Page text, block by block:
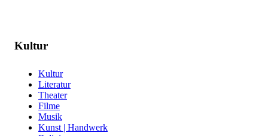
Kultur
Kultur
Literatur
Theater
Filme
Musik
Kunst | Handwerk